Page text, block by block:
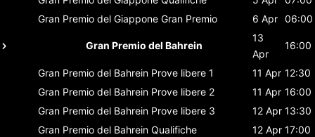
Gran Premio del Giappone Gran Premio 6 Apr 06:00
Gran Premio del Bahrein
13
Apr
16:00
Gran Premio del Bahrein Prove libere 1 11 Apr 12:30
Gran Premio del Bahrein Prove libere 2 11 Apr 16:00
Gran Premio del Bahrein Prove libere 3 12 Apr 13:30
Gran Premio del Bahrein Qualifiche 12 Apr 17:00